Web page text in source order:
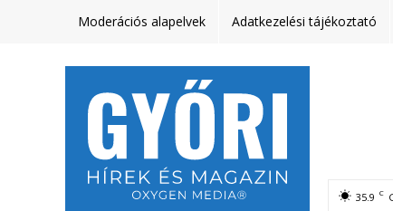
Moderációs alapelvek Adatkezelési tájékoztató
35.9 C